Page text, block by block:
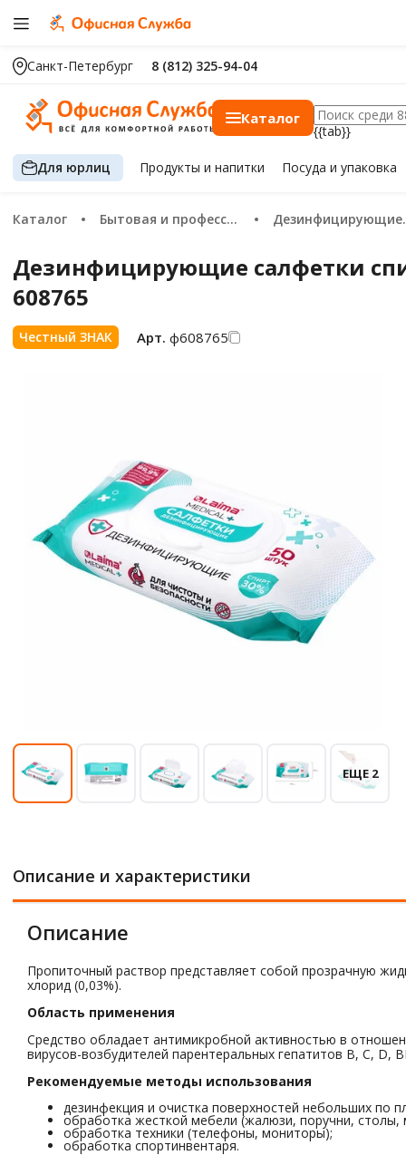
Санкт-Петербург 8 (812) 325-94-04
Каталог
{{tab}}
Для юрлиц Продуктыи напитки Посуда и упаковка
Каталог Бытовая и профессиональная химия Дезинфицирующие средства
Дезинфицирующие салфетки
608765
Честный ЗНАК Арт. ф608765
ЕЩЕ 2
Описание и характеристики
Описание
Пропиточный раствор представляет собой прозрачную
хлорид (0,03%).
Область применения
Средство обладает антимикробной активностью в
вирусов-возбудителей парентеральных гепатитов B, C, D,
Рекомендуемые методы использования
дезинфекция и очистка поверхностей небольших по
обработка жесткой мебели (жалюзи, поручни, столы,
обработка техники (телефоны, мониторы);
обработка спортинвентаря.